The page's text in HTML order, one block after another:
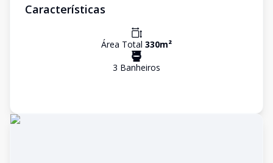
Características
Área Total 330m²
3 Banheiros